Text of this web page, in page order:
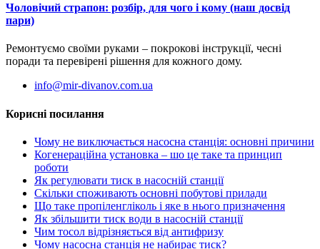
Чоловічий страпон: розбір, для чого і кому (наш досвід
пари)
Ремонтуємо своїми руками – покрокові інструкції, чесні
поради та перевірені рішення для кожного дому.
info@mir-divanov.com.ua
Корисні посилання
Чому не виключається насосна станція: основні причини
Когенераційна установка – шо це таке та принцип
роботи
Як регулювати тиск в насосній станції
Скільки споживають основні побутові прилади
Що таке пропіленгліколь і яке в нього призначення
Як збільшити тиск води в насосній станції
Чим тосол відрізняється від антифризу
Чому насосна станція не набирає тиск?